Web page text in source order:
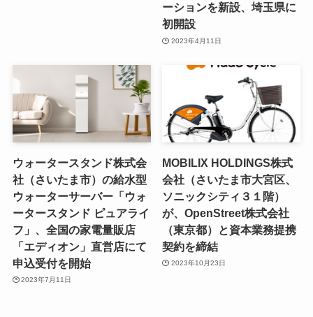
ーションを新設、埼玉県に
初開設
2023年4月11日
ウォータースタンド株式会
社（さいたま市）の給水型
ウォーターサーバー「ウォ
ータースタンド ピュアライ
フ」、全国の家電量販店
「エディオン」直営店にて
申込受付を開始
2023年7月11日
MOBILIX HOLDINGS株式
会社（さいたま市大宮区、
ソニックシティ３１階）
が、OpenStreet株式会社
（東京都）と資本業務提携
契約を締結
2023年10月23日